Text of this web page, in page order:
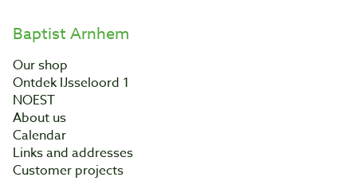
Baptist Arnhem
Our shop
Ontdek IJsseloord 1
NOEST
About us
Calendar
Links and addresses
Customer projects